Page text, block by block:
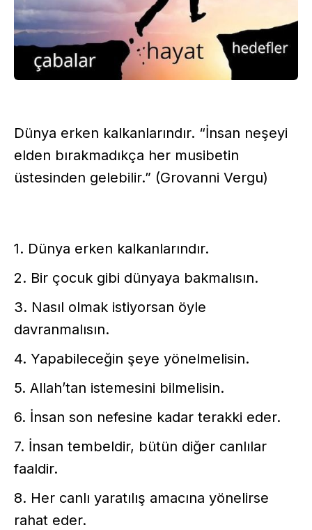
Dünya erken kalkanlarındır. “İnsan neşeyi
elden bırakmadıkça her musibetin
üstesinden gelebilir.” (Grovanni Vergu)
1. Dünya erken kalkanlarındır.
2. Bir çocuk gibi dünyaya bakmalısın.
3. Nasıl olmak istiyorsan öyle
davranmalısın.
4. Yapabileceğin şeye yönelmelisin.
5. Allah’tan istemesini bilmelisin.
6. İnsan son nefesine kadar terakki eder.
7. İnsan tembeldir, bütün diğer canlılar
faaldir.
8. Her canlı yaratılış amacına yönelirse
rahat eder.